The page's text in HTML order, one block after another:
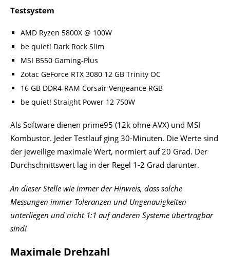
Testsystem
AMD Ryzen 5800X @ 100W
be quiet! Dark Rock Slim
MSI B550 Gaming-Plus
Zotac GeForce RTX 3080 12 GB Trinity OC
16 GB DDR4-RAM Corsair Vengeance RGB
be quiet! Straight Power 12 750W
Als Software dienen prime95 (12k ohne AVX) und MSI
Kombustor. Jeder Testlauf ging 30-Minuten. Die Werte sind
der jeweilige maximale Wert, normiert auf 20 Grad. Der
Durchschnittswert lag in der Regel 1-2 Grad darunter.
An dieser Stelle wie immer der Hinweis, dass solche
Messungen immer Toleranzen und Ungenauigkeiten
unterliegen und nicht 1:1 auf anderen Systeme übertragbar
sind!
Maximale Drehzahl